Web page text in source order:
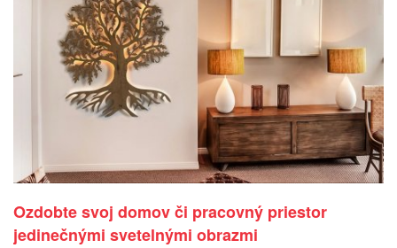
Ozdobte svoj domov či pracovný priestor
jedinečnými svetelnými obrazmi